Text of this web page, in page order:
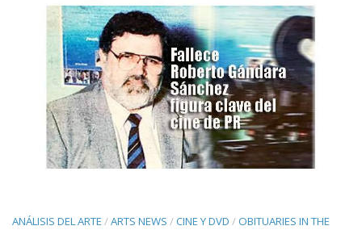
ANÁLISIS DEL ARTE /ARTS NEWS /CINE Y DVD / OBITUARIES IN THE